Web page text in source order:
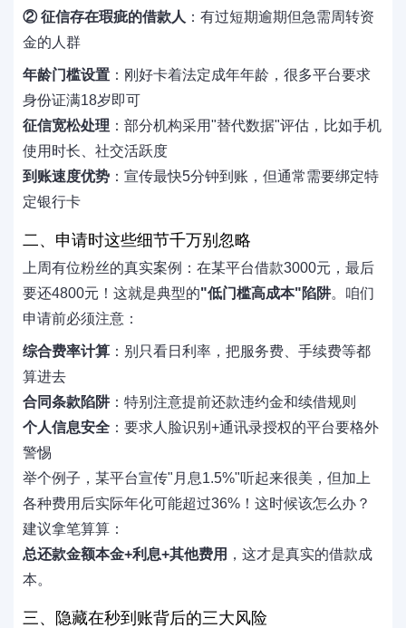
② 征信存在瑕疵的借款人 ：有过短期逾期但急需周转资
金的人群
年龄门槛设置 ：刚好卡着法定成年年龄，很多平台要求
身份证满18岁即可
征信宽松处理 ：部分机构采用"替代数据"评估，比如手机
使用时长、社交活跃度
到账速度优势 ：宣传最快5分钟到账，但通常需要绑定特
定银行卡
二、申请时这些细节千万别忽略
上周有位粉丝的真实案例：在某平台借款3000元，最后
要还4800元！这就是典型的"低门槛高成本"陷阱。咱们
申请前必须注意：
综合费率计算 ：别只看日利率，把服务费、手续费等都
算进去
合同条款陷阱 ：特别注意提前还款违约金和续借规则
个人信息安全 ：要求人脸识别+通讯录授权的平台要格外
警惕
举个例子，某平台宣传"月息1.5%"听起来很美，但加上
各种费用后实际年化可能超过36%！这时候该怎么办？
建议拿笔算算：
总还款金额本金+利息+其他费用 ，这才是真实的借款成
本。
三、隐藏在秒到账背后的三大风险